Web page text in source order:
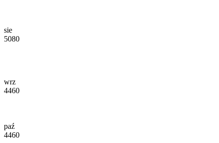
sie
5080
wrz
4460
paź
4460